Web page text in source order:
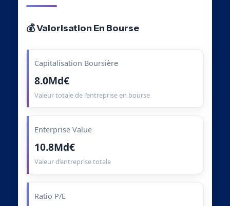
💰 Valorisation En Bourse
Capitalisation Boursière
8.0Md€
Valeur totale de l’entreprise en bourse
Enterprise Value
10.8Md€
Valeur d’entreprise totale
Ratio P/E